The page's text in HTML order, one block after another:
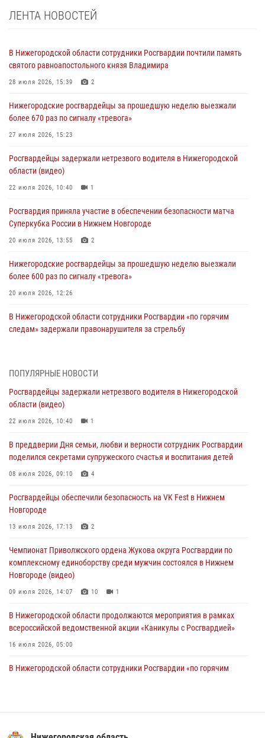
ЛЕНТА НОВОСТЕЙ
В Нижегородской области сотрудники Росгвардии почтили память
святого равноапостольного князя Владимира
28 июля 2026, 15:39 2
Нижегородские росгвардейцы за прошедшую неделю выезжали
более 670 раз по сигналу «тревога»
27 июля 2026, 15:23
Росгвардейцы задержали нетрезвого водителя в Нижегородской
области (видео)
22 июля 2026, 10:40 1
Росгвардия приняла участие в обеспечении безопасности матча
Суперкубка России в Нижнем Новгороде
20 июля 2026, 13:55 2
Нижегородские росгвардейцы за прошедшую неделю выезжали
более 600 раз по сигналу «тревога»
20 июля 2026, 12:26
В Нижегородской области сотрудники Росгвардии «по горячим
следам» задержали правонарушителя за стрельбу
В Нижегородской области продолжаются мероприятия в рамках
16 июля 2026, 05:00
Росгвардейцы обеспечили безопасность на VK Fest в Нижнем
13 июля 2026, 17:13
Нижегородские росгвардейцы за прошедшую неделю выезжали
13 июля 2026, 06:45
Росгвардейцы предотвратили серию краж в Нижнем Новгороде
ПОПУЛЯРНЫЕ НОВОСТИ
Росгвардейцы задержали нетрезвого водителя в Нижегородской
области (видео)
22 июля 2026, 10:40 1
В преддверии Дня семьи, любви и верности сотрудник Росгвардии
поделился секретами супружеского счастья и воспитания детей
08 июля 2026, 09:10 4
Росгвардейцы обеспечили безопасность на VK Fest в Нижнем
Новгороде
13 июля 2026, 17:13 2
Чемпионат Приволжского ордена Жукова округа Росгвардии по
комплексному единоборству среди мужчин состоялся в Нижнем
Новгороде (видео)
09 июля 2026, 14:07 10 1
В Нижегородской области продолжаются мероприятия в рамках
всероссийской ведомственной акции «Каникулы с Росгвардией»
16 июля 2026, 05:00
В Нижегородской области сотрудники Росгвардии «по горячим
Суперкубка России в Нижнем Новгороде